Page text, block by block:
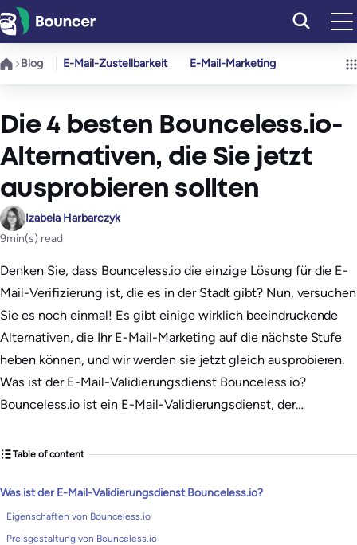
Zum
Inhalt
springen
Blog E-Mail-Zustellbarkeit E-Mail-Marketing
Die 4 besten Bounceless.io-
Alternativen, die Sie jetzt
ausprobieren sollten
Izabela Harbarczyk
9min(s) read
Denken Sie, dass Bounceless.io die einzige Lösung für die E-
Mail-Verifizierung ist, die es in der Stadt gibt? Nun, versuchen
Sie es noch einmal! Es gibt einige wirklich beeindruckende
Alternativen, die Ihr E-Mail-Marketing auf die nächste Stufe
heben können, und wir werden sie jetzt gleich ausprobieren.
Was ist der E-Mail-Validierungsdienst Bounceless.io?
Bounceless.io ist ein E-Mail-Validierungsdienst, der…
Table of content
Was ist der E-Mail-Validierungsdienst Bounceless.io?
Eigenschaften von Bounceless.io
Preisgestaltung von Bounceless.io